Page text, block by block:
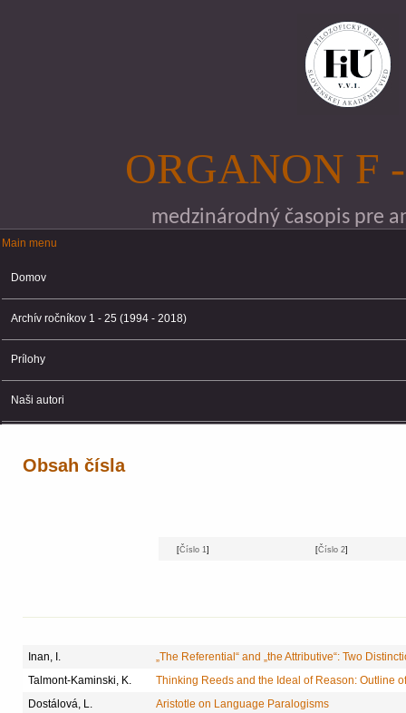
ORGANON F
medzinárodný časopis pre
Main menu
Main menu
Domov
Archív ročníkov 1 - 25 (1994 - 2018)
Prílohy
Naši autori
Obsah čísla
[Číslo 1] [Číslo 2]
Inan, I.
„The Referential“ and „the Attributive“: Two
Talmont-Kaminski, K.
Thinking Reeds and the Ideal of Reason: Outline
Dostálová, L.
Aristotle on Language Paralogisms